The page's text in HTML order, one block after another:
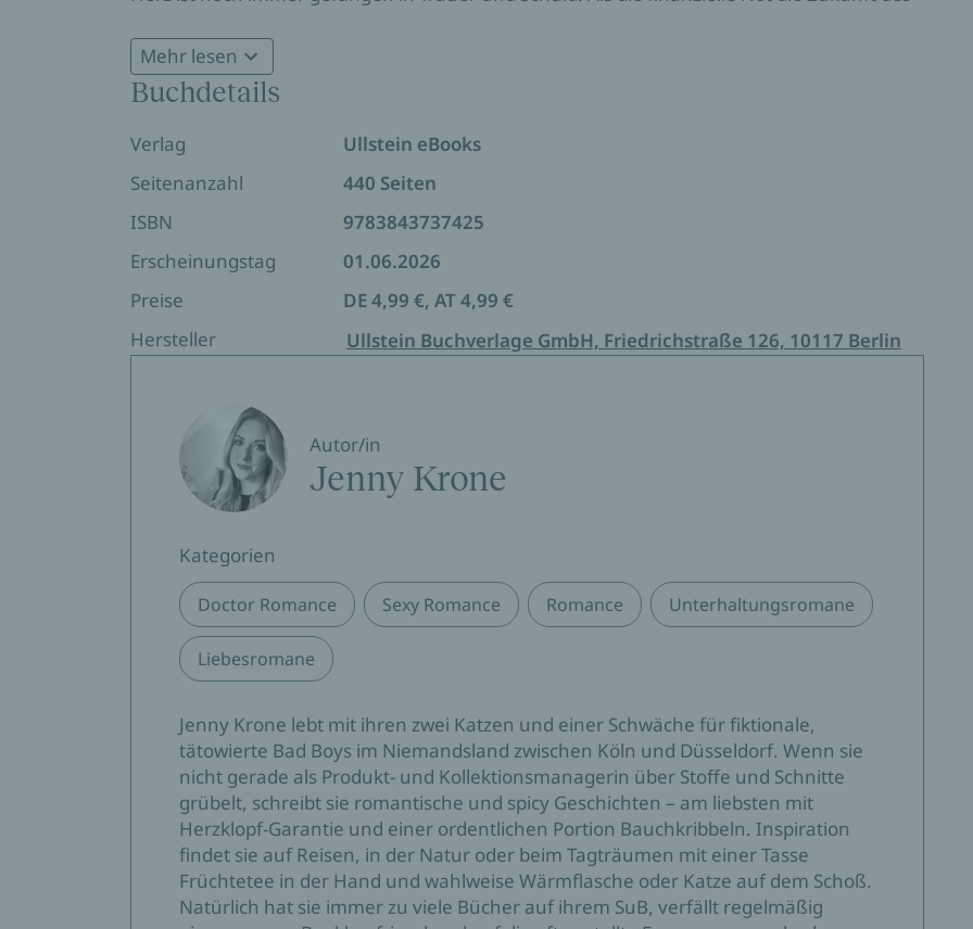
sie selbst eine zweite Chance auf Liebe und Leben verdient hat. Doch ist sie bereit, ihr Herz
wieder zu öffnen?
Mehr lesen
Buchdetails
Verlag
Ullstein eBooks
Seitenanzahl
440 Seiten
ISBN
9783843737425
Erscheinungstag
01.06.2026
Preise
DE 4,99 €, AT 4,99 €
Hersteller
Ullstein Buchverlage GmbH, Friedrichstraße 126, 10117 Berlin
Autor/in
Jenny Krone
Kategorien
Doctor Romance Sexy Romance Romance Unterhaltungsromane
Liebesromane
Jenny Krone lebt mit ihren zwei Katzen und einer Schwäche für fiktionale,
tätowierte Bad Boys im Niemandsland zwischen Köln und Düsseldorf. Wenn sie
nicht gerade als Produkt- und Kollektionsmanagerin über Stoffe und Schnitte
grübelt, schreibt sie romantische und spicy Geschichten – am liebsten mit
Herzklopf-Garantie und einer ordentlichen Portion Bauchkribbeln. Inspiration
findet sie auf Reisen, in der Natur oder beim Tagträumen mit einer Tasse
Früchtetee in der Hand und wahlweise Wärmflasche oder Katze auf dem Schoß.
Natürlich hat sie immer zu viele Bücher auf ihrem SuB, verfällt regelmäßig